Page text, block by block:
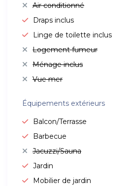
Air conditionné
Draps inclus
Linge de toilette inclus
Logement fumeur
Ménage inclus
Vue mer
Équipements extérieurs
Balcon/Terrasse
Barbecue
Jacuzzi/Sauna
Jardin
Mobilier de jardin